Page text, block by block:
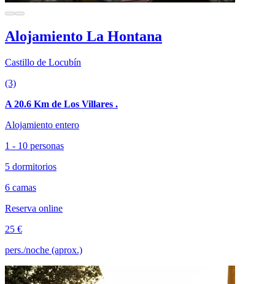
Alojamiento La Hontana
Castillo de Locubín
(3)
A 20.6 Km de Los Villares .
Alojamiento entero
1 - 10 personas
5 dormitorios
6 camas
Reserva online
25 €
pers./noche (aprox.)